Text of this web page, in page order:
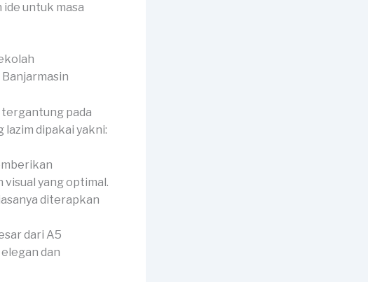
untuk masa
pada
lazim dipakai yakni:
yang optimal.
diterapkan
dari A5
dan